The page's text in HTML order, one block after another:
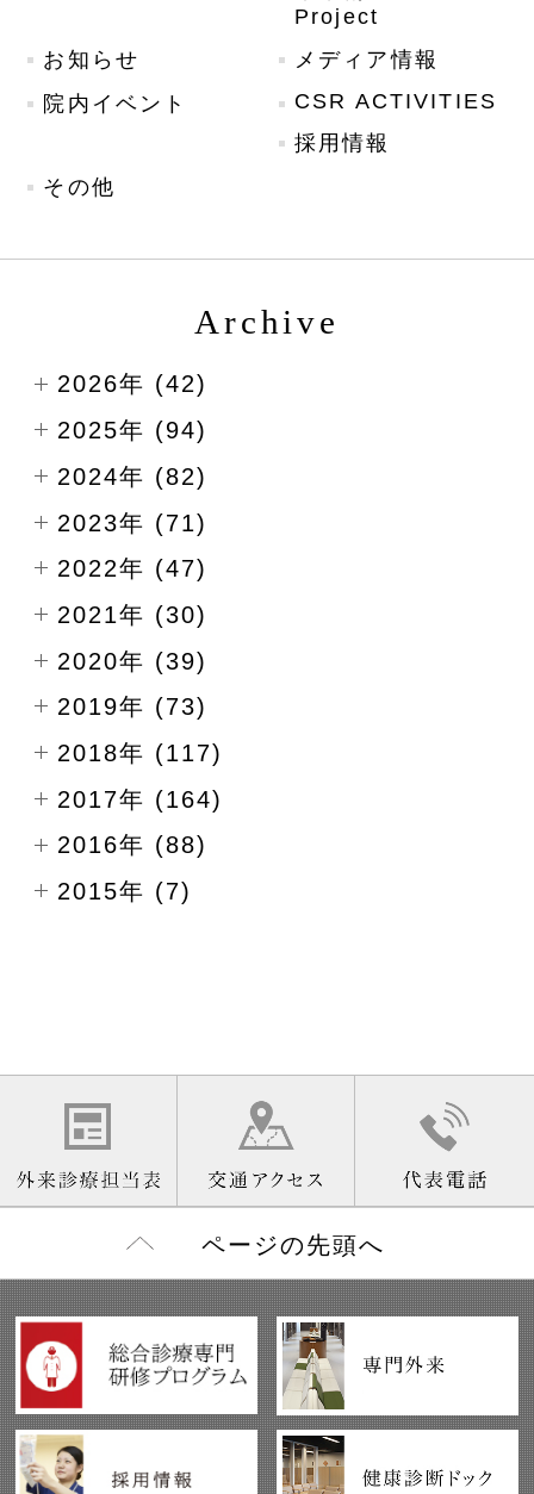
Project
お知らせ
メディア情報
院内イベント
CSR ACTIVITIES
採用情報
その他
Archive
2026年 (42)
2025年 (94)
2024年 (82)
2023年 (71)
2022年 (47)
2021年 (30)
2020年 (39)
2019年 (73)
2018年 (117)
2017年 (164)
2016年 (88)
2015年 (7)
ページの先頭へ